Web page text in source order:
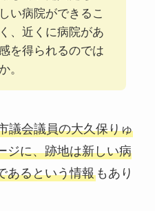
い病院ができるこ
、近くに病院があ
を得られるのでは
。
議会議員の大久保りゅ
ジに、跡地は新しい病
あるという情報もあり